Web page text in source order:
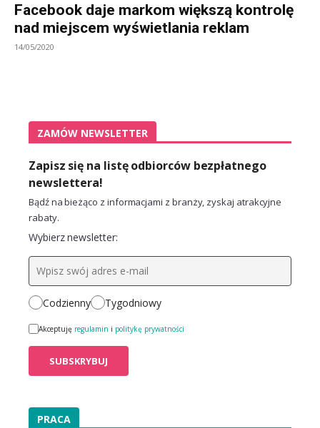
Facebook daje markom większą kontrolę
nad miejscem wyświetlania reklam
14/05/2020
ZAMÓW NEWSLETTER
Zapisz się na listę odbiorców bezpłatnego
newslettera!
Bądź na bieżąco z informacjami z branży, zyskaj atrakcyjne
rabaty.
Wybierz newsletter:
Codzienny Tygodniowy
Akceptuję regulamin i politykę prywatności
PRACA